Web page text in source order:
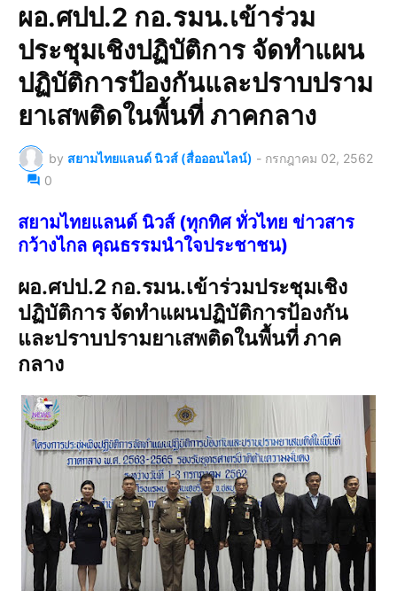
ผอ.ศปป.2 กอ.รมน.เข้าร่วม
ประชุมเชิงปฏิบัติการ จัดทำแผน
ปฏิบัติการป้องกันและปราบปราม
ยาเสพติดในพื้นที่ ภาคกลาง
by สยามไทยแลนด์ นิวส์ (สื่อออนไลน์) - กรกฎาคม 02, 2562
0
สยามไทยแลนด์ นิวส์ (ทุกทิศ ทั่วไทย ข่าวสาร
กว้างไกล คุณธรรมนำใจประชาชน)
ผอ.ศปป.2 กอ.รมน.เข้าร่วมประชุมเชิง
ปฏิบัติการ จัดทำแผนปฏิบัติการป้องกัน
และปราบปรามยาเสพติดในพื้นที่ ภาค
กลาง